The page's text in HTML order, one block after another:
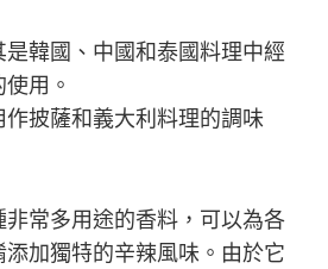
韓國、中國和泰國料理中經
用。
披薩和義大利料理的調味
常多用途的香料，可以為各
加獨特的辛辣風味。由於它